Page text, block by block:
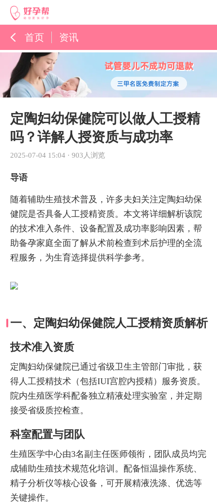
首页 资讯
孕育百科
综合资讯
定陶妇幼保健院可以做人工授精
吗？详解人授资质与成功率
2025-07-04 15:04· 903人浏览
导语
随着辅助生殖技术普及，许多夫妇关注定陶妇幼保
健院是否具备人工授精资质。本文将详细解析该院
的技术准入条件、设备配置及成功率影响因素，帮
助备孕家庭全面了解从术前检查到术后护理的全流
程服务，为生育选择提供科学参考。
一、定陶妇幼保健院人工授精资质解析
技术准入资质
定陶妇幼保健院已通过省级卫生主管部门审批，获
得人工授精技术（包括IUI宫腔内授精）服务资质。
院内生殖医学科配备独立精液处理实验室，并定期
接受省级质控检查。
科室配置与团队
生殖医学中心由3名副主任医师领衔，团队成员均完
成辅助生殖技术规范化培训。配备恒温操作系统、
精子分析仪等核心设备，可开展精液洗涤、优选等
关键操作。